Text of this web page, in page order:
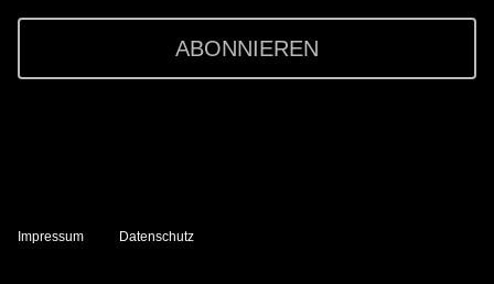
ABONNIEREN
Impressum Datenschutz